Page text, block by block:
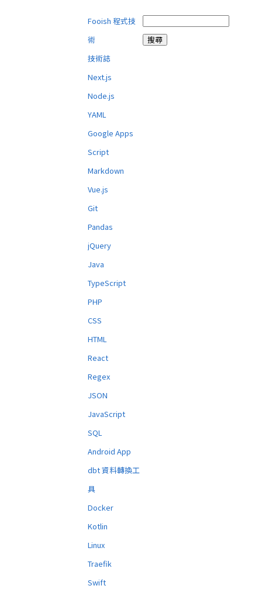
Fooish 程式技
術
技術誌
Next.js
Node.js
YAML
Google Apps
Script
Markdown
Vue.js
Git
Pandas
jQuery
Java
TypeScript
PHP
CSS
HTML
React
Regex
JSON
JavaScript
SQL
Android App
dbt 資料轉換工
具
Docker
Kotlin
Linux
Traefik
Swift